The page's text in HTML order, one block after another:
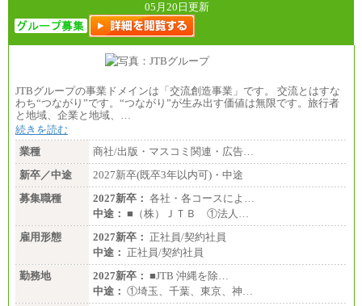
05月20日更新
JTBグループの事業ドメインは「交流創造事業」です。 交流とはすな
わち“つながり”です。“つながり”が生み出す価値は無限です。旅行者
と地域、企業と地域、…
続きを読む
業種
商社/出版・マスコミ関連・広告…
新卒／中途
2027新卒(既卒3年以内可)・中途
募集職種
2027新卒： 各社・各コースによ…
中途： ■（株）ＪＴＢ ①法人…
雇用形態
2027新卒： 正社員/契約社員
中途： 正社員/契約社員
勤務地
2027新卒： ■JTB 沖縄を除…
中途： ①埼玉、千葉、東京、神…